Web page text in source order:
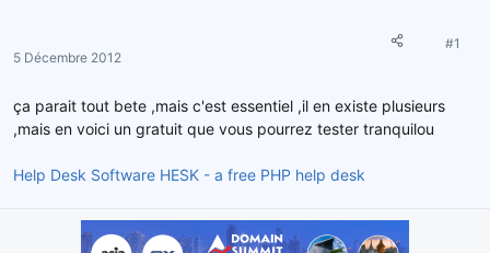
r
e
l
d
u
5 Décembre 2012
#1
ça parait tout bete ,mais c'est essentiel ,il en existe plusieurs
,mais en voici un gratuit que vous pourrez tester tranquilou
Help Desk Software HESK - a free PHP help desk